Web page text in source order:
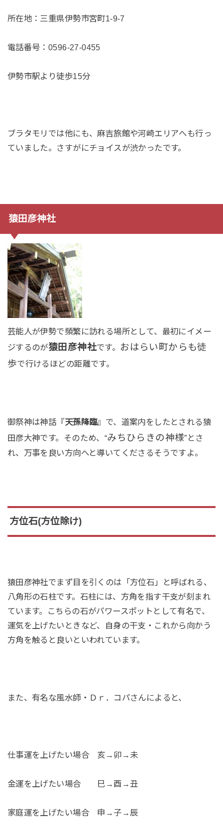
所在地：三重県伊勢市宮町1-9-7
電話番号：0596-27-0455
伊勢市駅より徒歩15分
ブラタモリでは他にも、麻吉旅館や河崎エリアへも行っ
ていました。さすがにチョイスが渋かったです。
猿田彦神社
芸能人が伊勢で頻繁に訪れる場所として、最初にイメー
ジするのが猿田彦神社です。 おはらい町からも徒
歩で行けるほどの距離です。
御祭神は神話『天孫降臨』で、道案内をしたとされる猿
田彦大神です。そのため、“みちひらきの神様”とさ
れ、万事を良い方向へと導いてくださるそうですよ。
方位石(方位除け)
猿田彦神社でまず目を引くのは「方位石」と呼ばれる、
八角形の石柱です。石柱には、方角を指す干支が刻まれ
ています。こちらの石がパワースポットとして有名で、
運気を上げたいときなど、自身の干支・これから向かう
方角を触ると良いといわれています。
また、有名な風水師・Ｄｒ．コパさんによると、
仕事運を上げたい場合 亥→卯→未
金運を上げたい場合 巳→酉→丑
家庭運を上げたい場合 申→子→辰